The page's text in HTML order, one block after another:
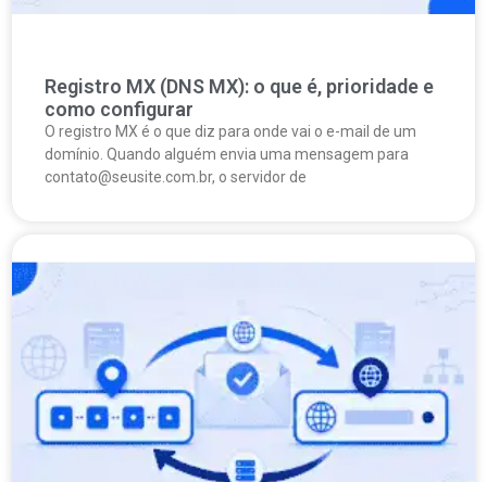
Registro MX (DNS MX): o que é, prioridade e
como configurar
O registro MX é o que diz para onde vai o e-mail de um
domínio. Quando alguém envia uma mensagem para
contato@seusite.com.br, o servidor de